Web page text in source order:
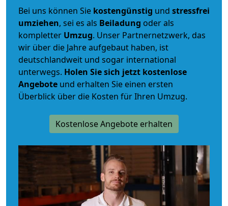
Bei uns können Sie kostengünstig und stressfrei
umziehen, sei es als Beiladung oder als
kompletter Umzug. Unser Partnernetzwerk, das
wir über die Jahre aufgebaut haben, ist
deutschlandweit und sogar international
unterwegs. Holen Sie sich jetzt kostenlose
Angebote und erhalten Sie einen ersten
Überblick über die Kosten für Ihren Umzug.
Kostenlose Angebote erhalten